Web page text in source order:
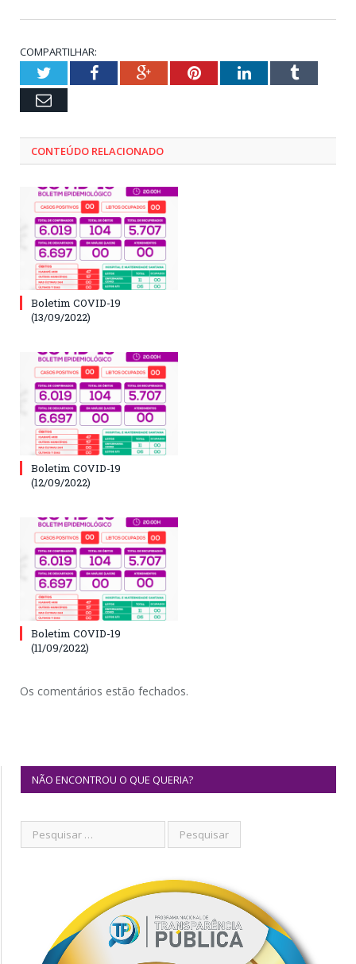
COMPARTILHAR:
TwitterFacebookGoogle+PinterestLinkedInTumblr
Email
CONTEÚDO RELACIONADO
Boletim COVID-19
(13/09/2022)
Boletim COVID-19
(12/09/2022)
Boletim COVID-19
(11/09/2022)
Os comentários estão fechados.
NÃO ENCONTROU O QUE QUERIA?